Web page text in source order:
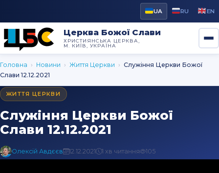
UA RU EN
Церква Божої Слави
ХРИСТИЯНСЬКА ЦЕРКВА,
М. КИЇВ, УКРАЇНА
Головна › Новини › Життя Церкви › Cлужіння Церкви Божої
Слави 12.12.2021
ЖИТТЯ ЦЕРКВИ
Cлужіння Церкви Божої
Слави 12.12.2021
Олексій Авдєєв 12.12.2021 1 хв читання 105